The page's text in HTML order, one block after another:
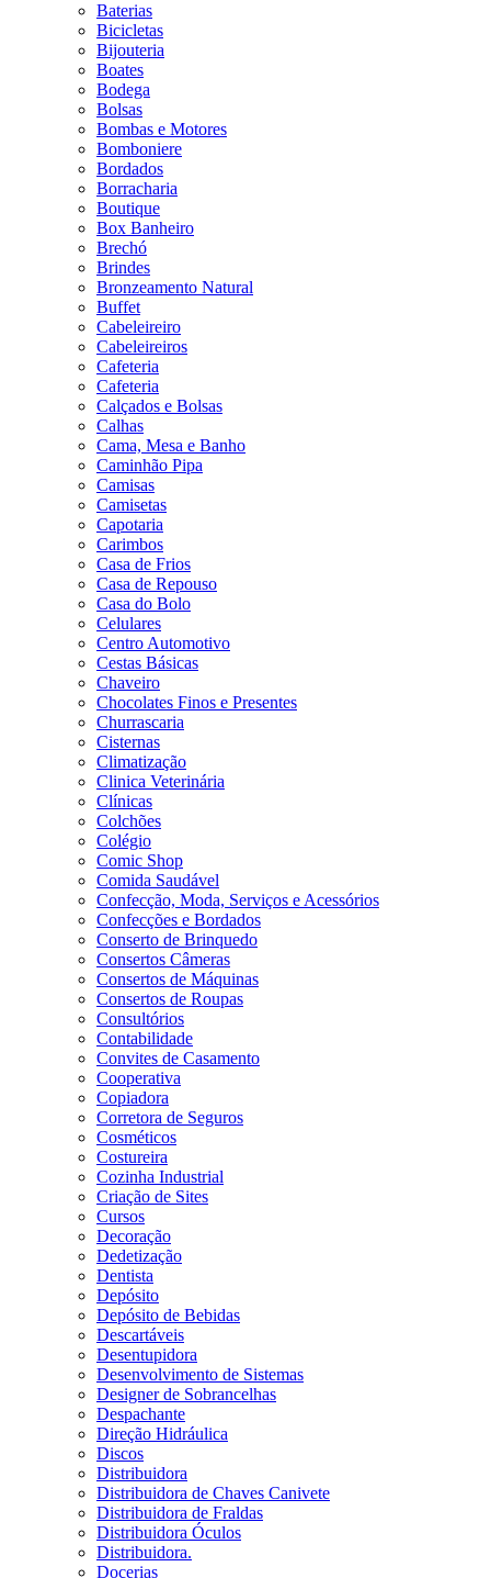
Baterias
Bicicletas
Bijouteria
Boates
Bodega
Bolsas
Bombas e Motores
Bomboniere
Bordados
Borracharia
Boutique
Box Banheiro
Brechó
Brindes
Bronzeamento Natural
Buffet
Cabeleireiro
Cabeleireiros
Cafeteria
Cafeteria
Calçados e Bolsas
Calhas
Cama, Mesa e Banho
Caminhão Pipa
Camisas
Camisetas
Capotaria
Carimbos
Casa de Frios
Casa de Repouso
Casa do Bolo
Celulares
Centro Automotivo
Cestas Básicas
Chaveiro
Chocolates Finos e Presentes
Churrascaria
Cisternas
Climatização
Clinica Veterinária
Clínicas
Colchões
Colégio
Comic Shop
Comida Saudável
Confecção, Moda, Serviços e Acessórios
Confecções e Bordados
Conserto de Brinquedo
Consertos Câmeras
Consertos de Máquinas
Consertos de Roupas
Consultórios
Contabilidade
Convites de Casamento
Cooperativa
Copiadora
Corretora de Seguros
Cosméticos
Costureira
Cozinha Industrial
Criação de Sites
Cursos
Decoração
Dedetização
Dentista
Depósito
Depósito de Bebidas
Descartáveis
Desentupidora
Desenvolvimento de Sistemas
Designer de Sobrancelhas
Despachante
Direção Hidráulica
Discos
Distribuidora
Distribuidora de Chaves Canivete
Distribuidora de Fraldas
Distribuidora Óculos
Distribuidora.
Docerias